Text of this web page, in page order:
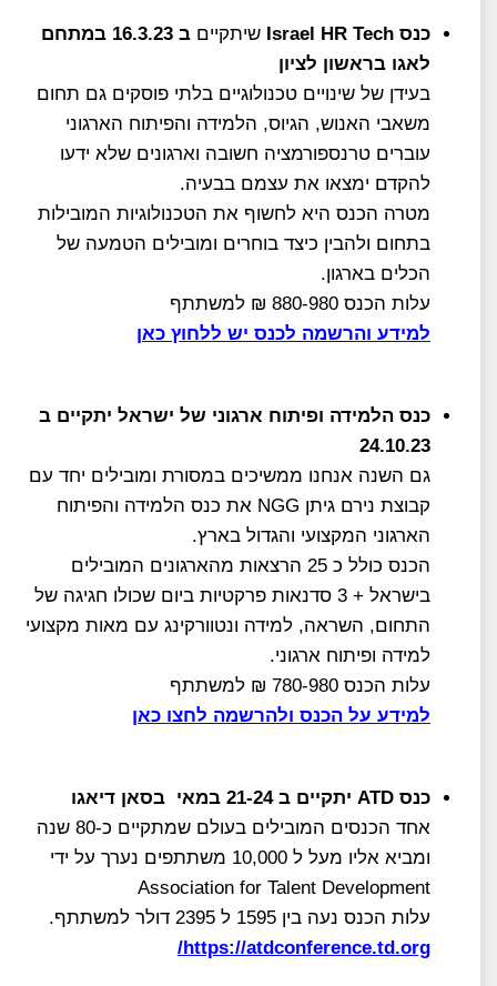
כנס Israel HR Tech שיתקיים
ב 16.3.23 במתחם
לאגו בראשון לציון
בעידן של שינויים טכנולוגיים בלתי פוסקים גם תחום
משאבי האנוש, הגיוס, הלמידה והפיתוח הארגוני
עוברים טרנספורמציה חשובה וארגונים שלא ידעו
להקדם ימצאו את עצמם בבעיה.
מטרה הכנס היא לחשוף את הטכנולוגיות המובילות
בתחום ולהבין כיצד בוחרים ומובילים הטמעה של
הכלים בארגון.
עלות הכנס 880-980 ₪ למשתתף
למידע והרשמה לכנס יש ללחוץ כאן
כנס הלמידה ופיתוח ארגוני של ישראל יתקיים ב
24.10.23
גם השנה אנחנו ממשיכים במסורת ומובילים יחד עם
קבוצת נירם גיתן NGG את כנס הלמידה והפיתוח
הארגוני המקצועי והגדול בארץ.
הכנס כולל כ 25 הרצאות מהארגונים המובילים
בישראל + 3 סדנאות פרקטיות ביום שכולו חגיגה של
התחום, השראה, למידה ונטוורקינג עם מאות מקצועי
למידה ופיתוח ארגוני.
עלות הכנס 780-980 ₪ למשתתף
למידע על הכנס ולהרשמה לחצו כאן
כנס ATD יתקיים ב 21-24 במאי בסאן דיאגו
אחד הכנסים המובילים בעולם שמתקיים כ-80 שנה
ומביא אליו מעל ל 10,000 משתתפים נערך על ידי
Association for Talent Development
עלות הכנס נעה בין 1595 ל 2395 דולר למשתתף.
https://atdconference.td.org/